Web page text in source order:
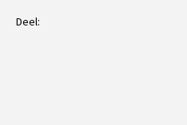
Deel: